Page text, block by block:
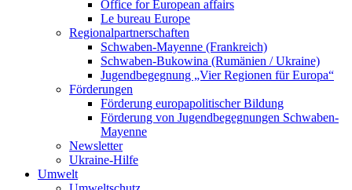
Office for European affairs
Le bureau Europe
Regionalpartnerschaften
Schwaben-Mayenne (Frankreich)
Schwaben-Bukowina (Rumänien / Ukraine)
Jugendbegegnung „Vier Regionen für Europa“
Förderungen
Förderung europapolitischer Bildung
Förderung von Jugendbegegnungen Schwaben-
Mayenne
Newsletter
Ukraine-Hilfe
Umwelt